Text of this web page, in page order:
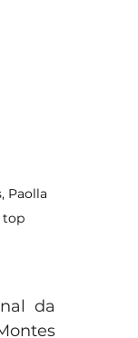
Paolla
top
da